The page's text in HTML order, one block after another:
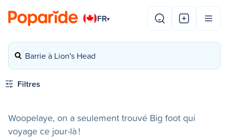
FR▾
Barrie à Lion's Head
Filtres
Woopelaye, on a seulement trouvé Big foot qui
voyage ce jour-là !